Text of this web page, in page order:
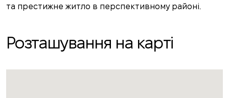
та престижне житло в перспективному районі.
Розташування на карті